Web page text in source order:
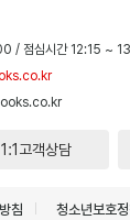
/ 점심시간 12:15 ~
1:1고객상담
침 청소년보호